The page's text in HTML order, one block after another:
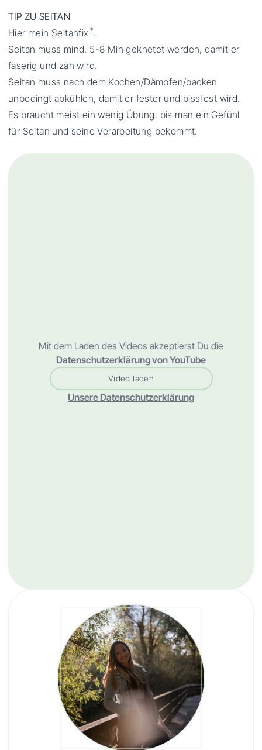
TIP ZU SEITAN
Hier meinSeitanfix *.
Seitan muss mind. 5-8 Min geknetet werden, damit er
faserig und zäh wird.
Seitan muss nach dem Kochen/Dämpfen/backen
unbedingt abkühlen, damit er fester und bissfest wird.
Es braucht meist ein wenig Übung, bis man ein Gefühl
für Seitan und seine Verarbeitung bekommt.
Mit dem Laden des Videos akzeptierst Du die
Datenschutzerklärung von YouTube
Video laden
Unsere Datenschutzerklärung